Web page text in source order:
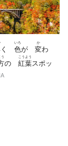
く色
いろ
が変
か
わ
の紅葉
こうよう
スポッ
入瀬